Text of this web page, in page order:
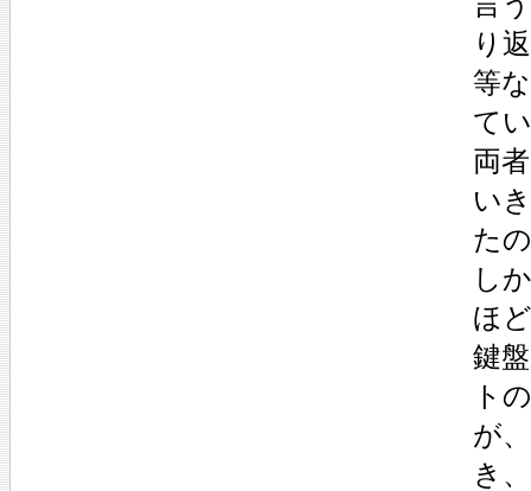
り
等
て
両
い
た
し
ほ
鍵
ト
が
き